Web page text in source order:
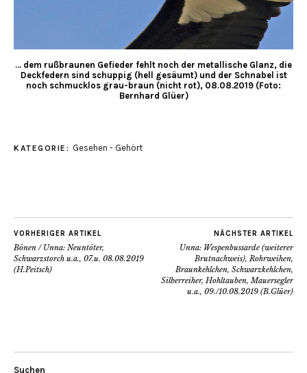
… dem rußbraunen Gefieder fehlt noch der metallische Glanz, die
Deckfedern sind schuppig (hell gesäumt) und der Schnabel ist
noch schmucklos grau-braun (nicht rot), 08.08.2019 (Foto:
Bernhard Glüer)
KATEGORIE: Gesehen - Gehört
VORHERIGER ARTIKEL
Bönen / Unna: Neuntöter,
Schwarzstorch u.a., 07.u. 08.08.2019
(H.Peitsch)
NÄCHSTER ARTIKEL
Unna: Wespenbussarde (weiterer
Brutnachweis), Rohrweihen,
Braunkehlchen, Schwarzkehlchen,
Silberreiher, Hohltauben, Mauersegler
u.a., 09./10.08.2019 (B.Glüer)
Suchen